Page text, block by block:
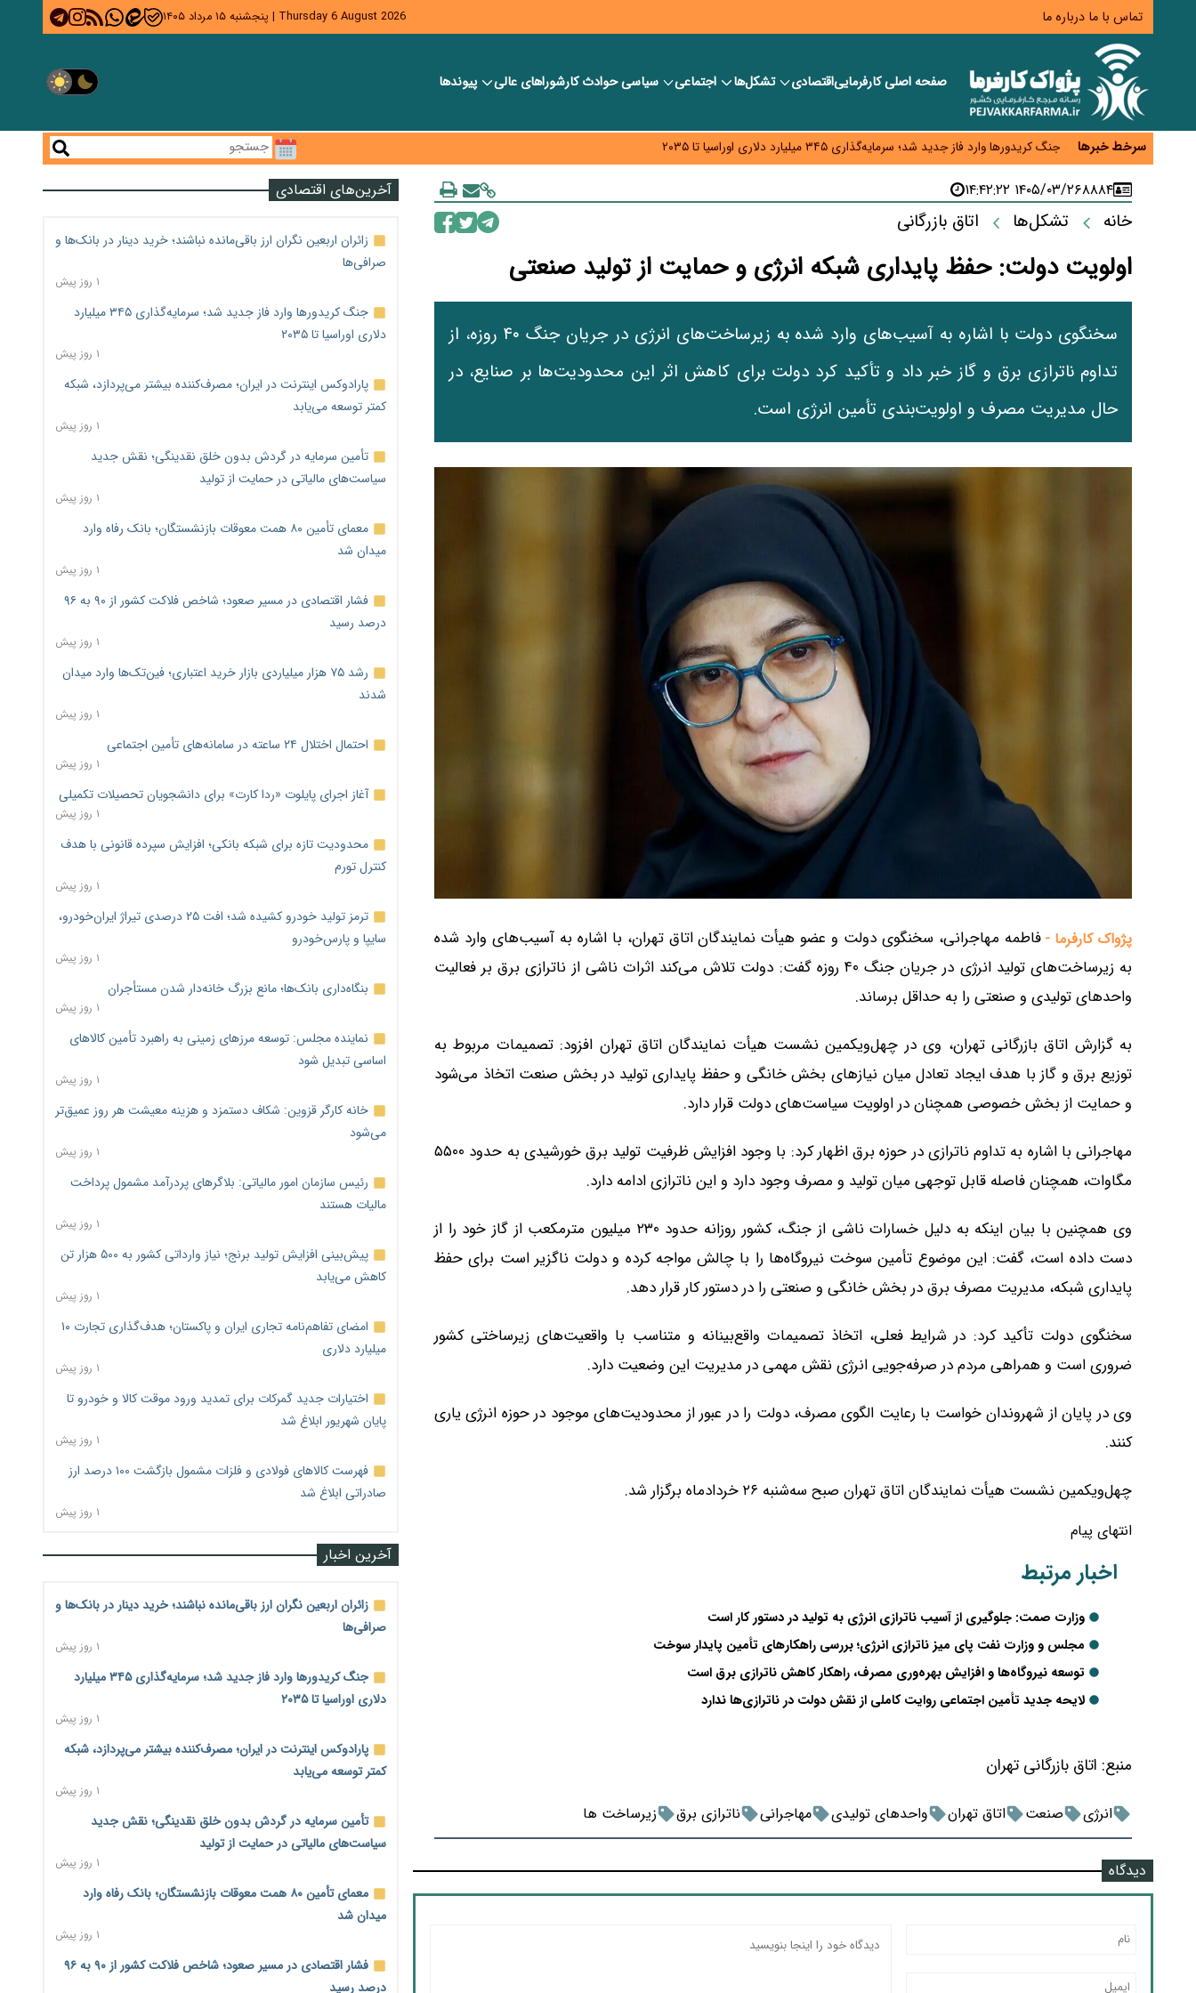
تماس با ما درباره ما Thursday 6 August 2026
| پنجشنبه ۱۵ مرداد ۱۴۰۵
صفحه اصلیکارفرماییاقتصادی تشکل‌ها اجتماعی سیاسیحوادث کارشورا‎های عالی پیوندها
سرخط خبرها
زائران اربعین نگران ارز باقی‌مانده نباشند؛ خرید دینار در بانک‌ها و صرافی‌ها
جنگ کریدورها وارد فاز جدید شد؛ سرمایه‌گذاری ۳۴۵ میلیارد دلاری اوراسیا تا ۲۰۳۵
پارادوکس اینترنت در ایران؛ مصرف‌کننده بیشتر می‌پردازد، شبکه کمتر توسعه می‌یابد
تأمین سرمایه در گردش بدون خلق نقدینگی؛ نقش جدید سیاست‌های مالیاتی در حمایت از تولید
معمای تأمین ۸۰ همت معوقات بازنشستگان؛ بانک رفاه وارد میدان شد
۸۸۸۴۱۴۰۵/۰۳/۲۶ ۱۴:۴۲:۲۲
خانه تشکل‌ها اتاق بازرگانی
اولویت دولت: حفظ پایداری شبکه انرژی و حمایت از تولید صنعتی
سخنگوی دولت با اشاره به آسیب‌های وارد شده به زیرساخت‌های انرژی در جریان جنگ ۴۰ روزه، از
تداوم ناترازی برق و گاز خبر داد و تأکید کرد دولت برای کاهش اثر این محدودیت‌ها بر صنایع، در
حال مدیریت مصرف و اولویت‌بندی تأمین انرژی است.
پژواک کارفرما - فاطمه مهاجرانی، سخنگوی دولت و عضو هیأت نمایندگان اتاق تهران، با اشاره به آسیب‌های وارد شده
به زیرساخت‌های تولید انرژی در جریان جنگ ۴۰ روزه گفت: دولت تلاش می‌کند اثرات ناشی از ناترازی برق بر فعالیت
واحدهای تولیدی و صنعتی را به حداقل برساند.
به گزارش اتاق بازرگانی تهران، وی در چهل‌ویکمین نشست هیأت نمایندگان اتاق تهران افزود: تصمیمات مربوط به
توزیع برق و گاز با هدف ایجاد تعادل میان نیازهای بخش خانگی و حفظ پایداری تولید در بخش صنعت اتخاذ می‌شود
و حمایت از بخش خصوصی همچنان در اولویت سیاست‌های دولت قرار دارد.
مهاجرانی با اشاره به تداوم ناترازی در حوزه برق اظهار کرد: با وجود افزایش ظرفیت تولید برق خورشیدی به حدود ۵۵۰۰
مگاوات، همچنان فاصله قابل توجهی میان تولید و مصرف وجود دارد و این ناترازی ادامه دارد.
وی همچنین با بیان اینکه به دلیل خسارات ناشی از جنگ، کشور روزانه حدود ۲۳۰ میلیون مترمکعب از گاز خود را از
دست داده است، گفت: این موضوع تأمین سوخت نیروگاه‌ها را با چالش مواجه کرده و دولت ناگزیر است برای حفظ
پایداری شبکه، مدیریت مصرف برق در بخش خانگی و صنعتی را در دستور کار قرار دهد.
سخنگوی دولت تأکید کرد: در شرایط فعلی، اتخاذ تصمیمات واقع‌بینانه و متناسب با واقعیت‌های زیرساختی کشور
ضروری است و همراهی مردم در صرفه‌جویی انرژی نقش مهمی در مدیریت این وضعیت دارد.
وی در پایان از شهروندان خواست با رعایت الگوی مصرف، دولت را در عبور از محدودیت‌های موجود در حوزه انرژی یاری
کنند.
چهل‌ویکمین نشست هیأت نمایندگان اتاق تهران صبح سه‌شنبه ۲۶ خردادماه برگزار شد.
انتهای پیام
اخبار مرتبط
وزارت صمت: جلوگیری از آسیب ناترازی انرژی به تولید در دستور کار است
مجلس و وزارت نفت پای میز ناترازی انرژی؛ بررسی راهکارهای تأمین پایدار سوخت
توسعه نیروگاه‌ها و افزایش بهره‌وری مصرف، راهکار کاهش ناترازی برق است
لایحه جدید تأمین اجتماعی روایت کاملی از نقش دولت در ناترازی‌ها ندارد
منبع: اتاق بازرگانی تهران
انرژی صنعت اتاق تهران واحدهای تولیدی مهاجرانی ناترازی برق زیرساخت ها
دیدگاه
آخرین‌های اقتصادی
زائران اربعین نگران ارز باقی‌مانده نباشند؛ خرید دینار در بانک‌ها و
صرافی‌ها
۱ روز پیش
جنگ کریدورها وارد فاز جدید شد؛ سرمایه‌گذاری ۳۴۵ میلیارد
دلاری اوراسیا تا ۲۰۳۵
۱ روز پیش
پارادوکس اینترنت در ایران؛ مصرف‌کننده بیشتر می‌پردازد، شبکه
کمتر توسعه می‌یابد
۱ روز پیش
تأمین سرمایه در گردش بدون خلق نقدینگی؛ نقش جدید
سیاست‌های مالیاتی در حمایت از تولید
۱ روز پیش
معمای تأمین ۸۰ همت معوقات بازنشستگان؛ بانک رفاه وارد
میدان شد
۱ روز پیش
فشار اقتصادی در مسیر صعود؛ شاخص فلاکت کشور از ۹۰ به ۹۶
درصد رسید
۱ روز پیش
رشد ۷۵ هزار میلیاردی بازار خرید اعتباری؛ فین‌تک‌ها وارد میدان
شدند
۱ روز پیش
احتمال اختلال ۲۴ ساعته در سامانه‌های تأمین اجتماعی
۱ روز پیش
آغاز اجرای پایلوت «ردا کارت» برای دانشجویان تحصیلات تکمیلی
۱ روز پیش
محدودیت تازه برای شبکه بانکی؛ افزایش سپرده قانونی با هدف
کنترل تورم
۱ روز پیش
ترمز تولید خودرو کشیده شد؛ افت ۲۵ درصدی تیراژ ایران‌خودرو،
سایپا و پارس‌خودرو
۱ روز پیش
بنگاه‌داری بانک‌ها؛ مانع بزرگ خانه‌دار شدن مستأجران
۱ روز پیش
نماینده مجلس: توسعه مرزهای زمینی به راهبرد تأمین کالاهای
اساسی تبدیل شود
۱ روز پیش
خانه کارگر قزوین: شکاف دستمزد و هزینه معیشت هر روز عمیق‌تر
می‌شود
۱ روز پیش
رئیس سازمان امور مالیاتی: بلاگرهای پردرآمد مشمول پرداخت
مالیات هستند
۱ روز پیش
پیش‌بینی افزایش تولید برنج؛ نیاز وارداتی کشور به ۵۰۰ هزار تن
کاهش می‌یابد
۱ روز پیش
امضای تفاهم‌نامه تجاری ایران و پاکستان؛ هدف‌گذاری تجارت ۱۰
میلیارد دلاری
۱ روز پیش
اختیارات جدید گمرکات برای تمدید ورود موقت کالا و خودرو تا
پایان شهریور ابلاغ شد
۱ روز پیش
فهرست کالاهای فولادی و فلزات مشمول بازگشت ۱۰۰ درصد ارز
صادراتی ابلاغ شد
۱ روز پیش
آخرین اخبار
زائران اربعین نگران ارز باقی‌مانده نباشند؛ خرید دینار در بانک‌ها و
صرافی‌ها
۱ روز پیش
جنگ کریدورها وارد فاز جدید شد؛ سرمایه‌گذاری ۳۴۵ میلیارد
دلاری اوراسیا تا ۲۰۳۵
۱ روز پیش
پارادوکس اینترنت در ایران؛ مصرف‌کننده بیشتر می‌پردازد، شبکه
کمتر توسعه می‌یابد
۱ روز پیش
تأمین سرمایه در گردش بدون خلق نقدینگی؛ نقش جدید
سیاست‌های مالیاتی در حمایت از تولید
۱ روز پیش
معمای تأمین ۸۰ همت معوقات بازنشستگان؛ بانک رفاه وارد
میدان شد
۱ روز پیش
فشار اقتصادی در مسیر صعود؛ شاخص فلاکت کشور از ۹۰ به ۹۶
درصد رسید